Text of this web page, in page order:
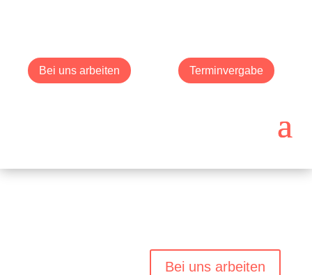
Bei uns arbeiten Terminvergabe
Bei uns arbeiten